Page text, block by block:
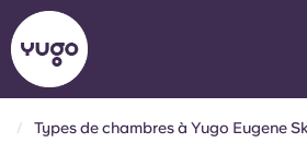
Types de chambres à Yugo Eugene